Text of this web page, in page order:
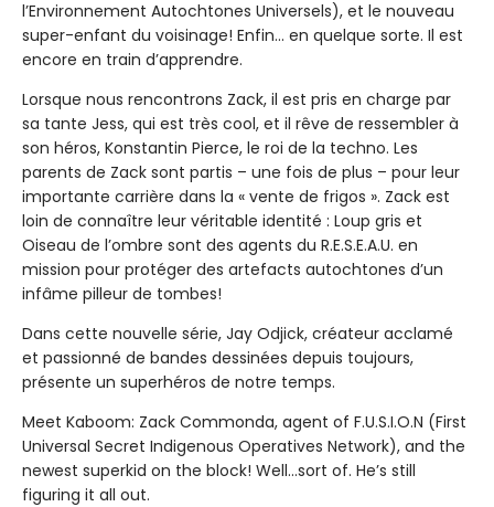
l’Environnement Autochtones Universels), et le nouveau
super-enfant du voisinage! Enfin... en quelque sorte. Il est
encore en train d’apprendre.
Lorsque nous rencontrons Zack, il est pris en charge par
sa tante Jess, qui est très cool, et il rêve de ressembler à
son héros, Konstantin Pierce, le roi de la techno. Les
parents de Zack sont partis – une fois de plus – pour leur
importante carrière dans la « vente de frigos ». Zack est
loin de connaître leur véritable identité : Loup gris et
Oiseau de l’ombre sont des agents du R.E.S.E.A.U. en
mission pour protéger des artefacts autochtones d’un
infâme pilleur de tombes!
Dans cette nouvelle série, Jay Odjick, créateur acclamé
et passionné de bandes dessinées depuis toujours,
présente un superhéros de notre temps.
Meet Kaboom: Zack Commonda, agent of F.U.S.I.O.N (First
Universal Secret Indigenous Operatives Network), and the
newest superkid on the block! Well…sort of. He’s still
figuring it all out.